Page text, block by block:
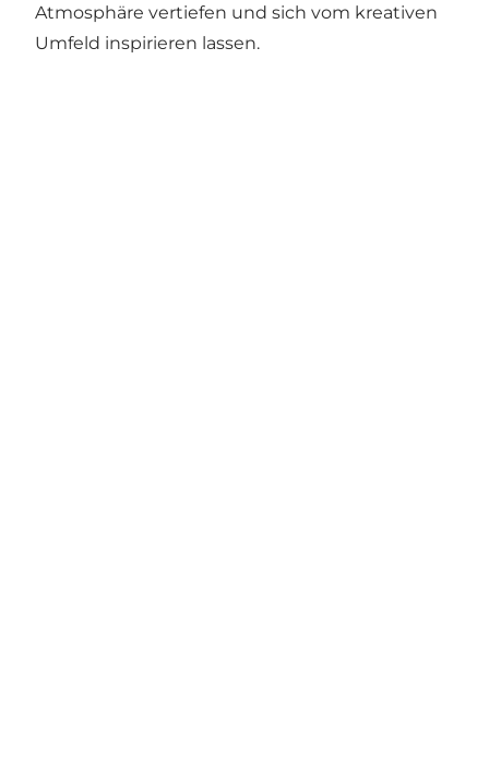
Atmosphäre vertiefen und sich vom kreativen
Umfeld inspirieren lassen.